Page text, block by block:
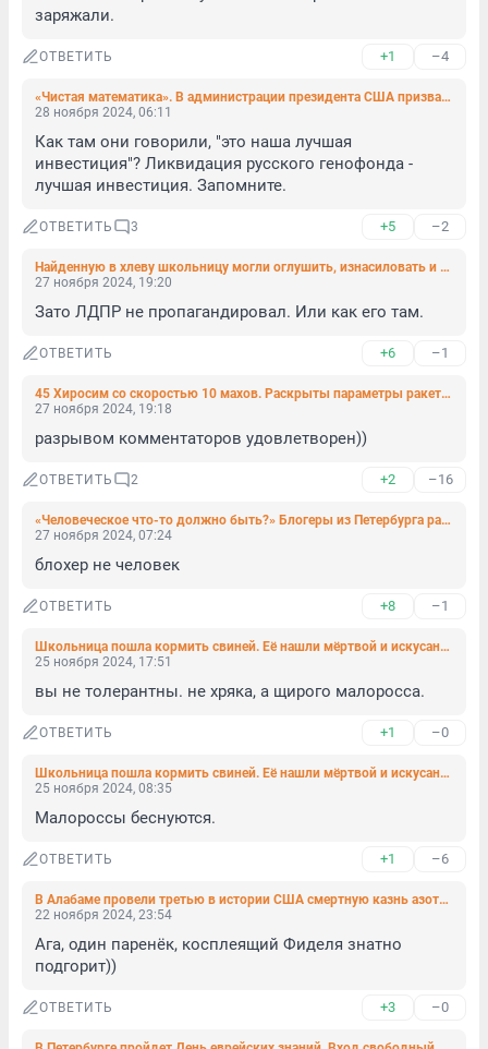
заряжали.
ОТВЕТИТЬ +1 –4
«Чистая математика». В администрации президента США призвали Киев снизить возраст мобилизации до 18 лет
28 ноября 2024, 06:11
Как там они говорили, "это наша лучшая
инвестиция"? Ликвидация русского генофонда -
лучшая инвестиция. Запомните.
ОТВЕТИТЬ 3 +5 –2
Найденную в хлеву школьницу могли оглушить, изнасиловать и оставить свиньям
27 ноября 2024, 19:20
Зато ЛДПР не пропагандировал. Или как его там.
ОТВЕТИТЬ +6 –1
45 Хиросим со скоростью 10 махов. Раскрыты параметры ракетной системы «Орешник»
27 ноября 2024, 19:18
разрывом комментаторов удовлетворен))
ОТВЕТИТЬ 2 +2 –16
«Человеческое что-то должно быть?» Блогеры из Петербурга рассказали, как их дочь с кровоточащей раной отказывались принимать без бахил
27 ноября 2024, 07:24
блохер не человек
ОТВЕТИТЬ +8 –1
Школьница пошла кормить свиней. Её нашли мёртвой и искусанной
25 ноября 2024, 17:51
вы не толерантны. не хряка, а щирого малоросса.
ОТВЕТИТЬ +1 –0
Школьница пошла кормить свиней. Её нашли мёртвой и искусанной
25 ноября 2024, 08:35
Малороссы беснуются.
ОТВЕТИТЬ +1 –6
В Алабаме провели третью в истории США смертную казнь азотом
22 ноября 2024, 23:54
Ага, один паренёк, косплеящий Фиделя знатно
подгорит))
ОТВЕТИТЬ +3 –0